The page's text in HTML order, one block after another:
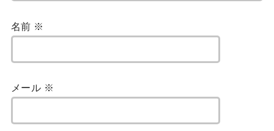
名前 ※
メール ※